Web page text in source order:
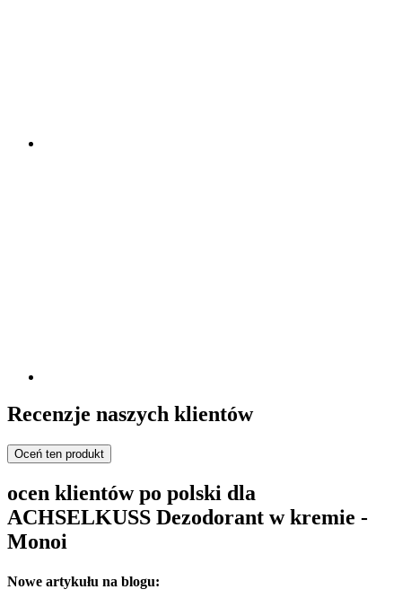
Recenzje naszych klientów
Oceń ten produkt
ocen klientów po polski dla
ACHSELKUSS Dezodorant w kremie -
Monoi
Nowe artykułu na blogu: